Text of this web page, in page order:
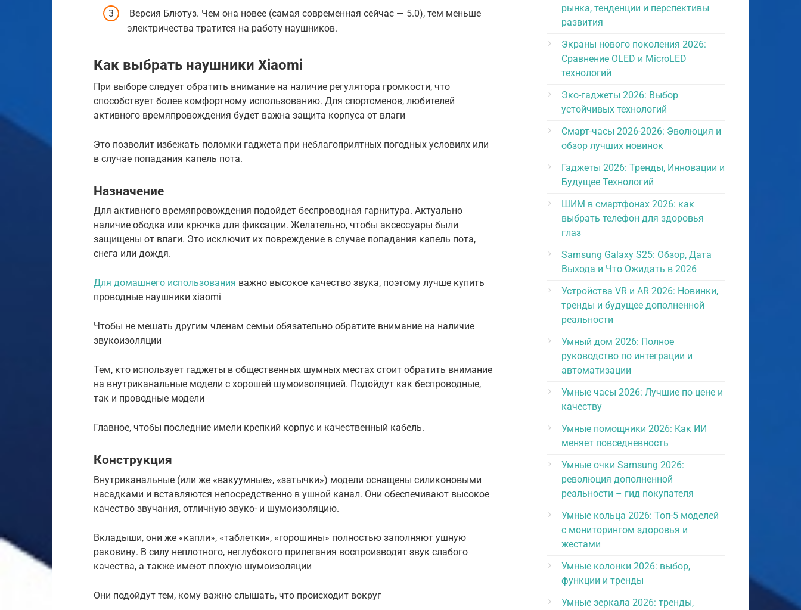
Версия Блютуз. Чем она новее (самая современная сейчас — 5.0), тем меньше
электричества тратится на работу наушников.
Как выбрать наушники Xiaomi
При выборе следует обратить внимание на наличие регулятора громкости, что
способствует более комфортному использованию. Для спортсменов, любителей
активного времяпровождения будет важна защита корпуса от влаги
Это позволит избежать поломки гаджета при неблагоприятных погодных условиях или
в случае попадания капель пота.
Назначение
Для активного времяпровождения подойдет беспроводная гарнитура. Актуально
наличие ободка или крючка для фиксации. Желательно, чтобы аксессуары были
защищены от влаги. Это исключит их повреждение в случае попадания капель пота,
снега или дождя.
Для домашнего использования важно высокое качество звука, поэтому лучше купить
проводные наушники xiaomi
Чтобы не мешать другим членам семьи обязательно обратите внимание на наличие
звукоизоляции
Тем, кто использует гаджеты в общественных шумных местах стоит обратить внимание
на внутриканальные модели с хорошей шумоизоляцией. Подойдут как беспроводные,
так и проводные модели
Главное, чтобы последние имели крепкий корпус и качественный кабель.
Конструкция
Внутриканальные (или же «вакуумные», «затычки») модели оснащены силиконовыми
насадками и вставляются непосредственно в ушной канал. Они обеспечивают высокое
качество звучания, отличную звуко- и шумоизоляцию.
Вкладыши, они же «капли», «таблетки», «горошины» полностью заполняют ушную
раковину. В силу неплотного, неглубокого прилегания воспроизводят звук слабого
качества, а также имеют плохую шумоизоляции
Они подойдут тем, кому важно слышать, что происходит вокруг
рынка, тенденции и перспективы
развития
Экраны нового поколения 2026:
Сравнение OLED и MicroLED
технологий
Эко-гаджеты 2026: Выбор
устойчивых технологий
Смарт-часы 2026-2026: Эволюция и
обзор лучших новинок
Гаджеты 2026: Тренды, Инновации и
Будущее Технологий
ШИМ в смартфонах 2026: как
выбрать телефон для здоровья
глаз
Samsung Galaxy S25: Обзор, Дата
Выхода и Что Ожидать в 2026
Устройства VR и AR 2026: Новинки,
тренды и будущее дополненной
реальности
Умный дом 2026: Полное
руководство по интеграции и
автоматизации
Умные часы 2026: Лучшие по цене и
качеству
Умные помощники 2026: Как ИИ
меняет повседневность
Умные очки Samsung 2026:
революция дополненной
реальности – гид покупателя
Умные кольца 2026: Топ-5 моделей
с мониторингом здоровья и
жестами
Умные колонки 2026: выбор,
функции и тренды
Умные зеркала 2026: тренды,